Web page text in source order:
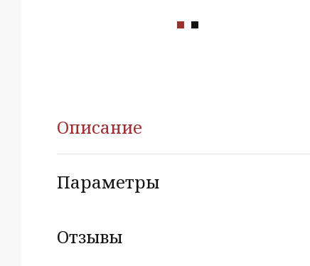
Описание
Параметры
Отзывы